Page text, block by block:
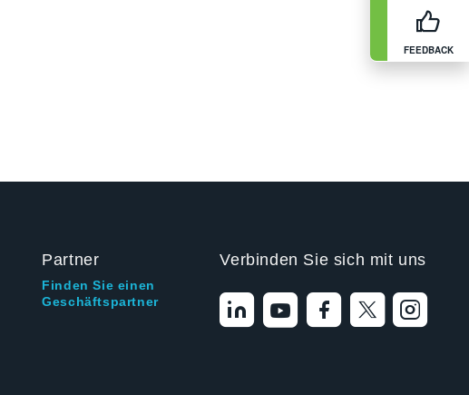
FEEDBACK
Partner
Finden Sie einen
Geschäftspartner
Verbinden Sie sich mit uns